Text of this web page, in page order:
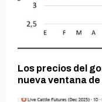
Los precios del
nueva ventana